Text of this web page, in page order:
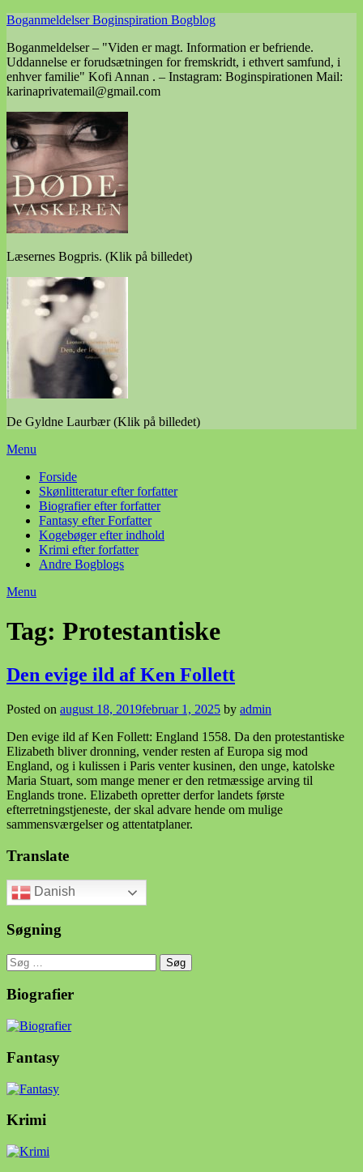
Skip
content
Boganmeldelser Boginspiration Bogblog
Boganmeldelser – "Viden er magt. Information er befriende.
Uddannelse er forudsætningen for fremskridt, i ethvert samfund, i
enhver familie" Kofi Annan . – Instagram: Boginspirationen Mail:
karinaprivatemail@gmail.com
Læsernes Bogpris. (Klik på billedet)
De Gyldne Laurbær (Klik på billedet)
Menu
Forside
Skønlitteratur efter forfatter
Biografier efter forfatter
Fantasy efter Forfatter
Kogebøger efter indhold
Krimi efter forfatter
Andre Bogblogs
Menu
Tag: Protestantiske
Den evige ild af Ken Follett
Posted on august 18, 2019februar 1, 2025 by admin
Den evige ild af Ken Follett: England 1558. Da den protestantiske
Elizabeth bliver dronning, vender resten af Europa sig mod
England, og i kulissen i Paris venter kusinen, den unge, katolske
Maria Stuart, som mange mener er den retmæssige arving til
Englands trone. Elizabeth opretter derfor landets første
efterretningstjeneste, der skal advare hende om mulige
sammensværgelser og attentatplaner.
Translate
Danish
Søgning
Søg
efter:
Biografier
Fantasy
Krimi